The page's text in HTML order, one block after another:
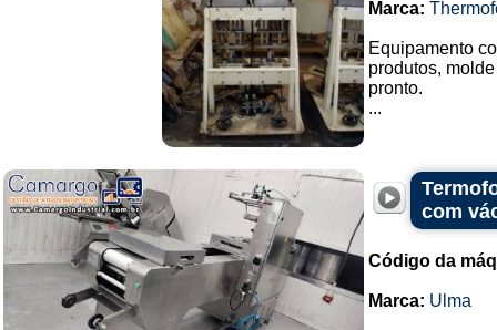
Marca:
Equipamento
produtos,
pronto.
...
com
Código da
Marca: Ulma